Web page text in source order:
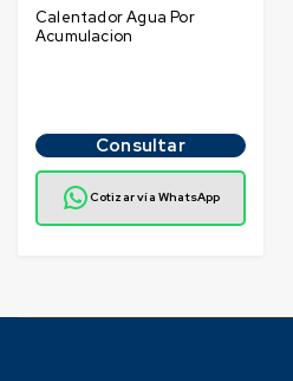
Calentador Agua Por
Acumulacion
Consultar
Cotizar vía WhatsApp